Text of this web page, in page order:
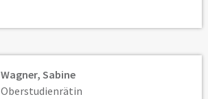
Wagner, Sabine
Oberstudienrätin